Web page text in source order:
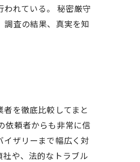
れている。 秘密厳守
査の結果、真実を知
を徹底比較してまと
依頼者からも非常に信
ザリーまで幅広く対
や、法的なトラブル